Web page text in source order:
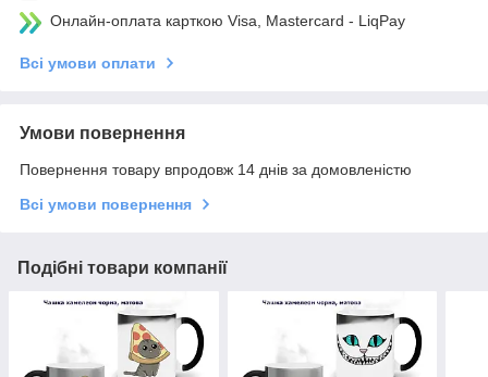
Онлайн-оплата карткою Visa, Mastercard - LiqPay
Всі умови оплати
Умови повернення
Повернення товару впродовж 14 днів за домовленістю
Всі умови повернення
Подібні товари компанії